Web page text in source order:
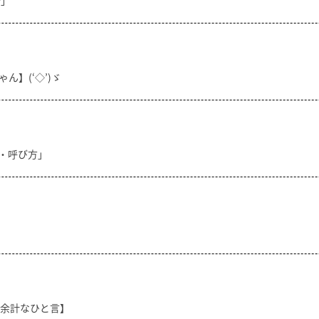
ん】(‘◇’)ゞ
び方」
計なひと言】